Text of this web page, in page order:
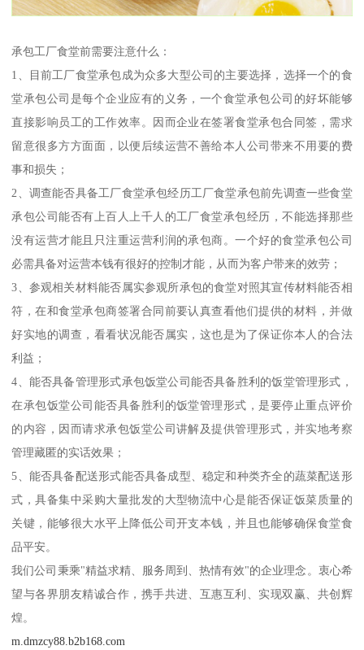
承包工厂食堂前需要注意什么：
1、目前工厂食堂承包成为众多大型公司的主要选择，选择一个的食
堂承包公司是每个企业应有的义务，一个食堂承包公司的好坏能够
直接影响员工的工作效率。因而企业在签署食堂承包合同签，需求
留意很多方方面面，以便后续运营不善给本人公司带来不用要的费
事和损失；
2、调查能否具备工厂食堂承包经历工厂食堂承包前先调查一些食堂
承包公司能否有上百人上千人的工厂食堂承包经历，不能选择那些
没有运营才能且只注重运营利润的承包商。一个好的食堂承包公司
必需具备对运营本钱有很好的控制才能，从而为客户带来的效劳；
3、参观相关材料能否属实参观所承包的食堂对照其宣传材料能否相
符，在和食堂承包商签署合同前要认真查看他们提供的材料，并做
好实地的调查，看看状况能否属实，这也是为了保证你本人的合法
利益；
4、能否具备管理形式承包饭堂公司能否具备胜利的饭堂管理形式，
在承包饭堂公司能否具备胜利的饭堂管理形式，是要停止重点评价
的内容，因而请求承包饭堂公司讲解及提供管理形式，并实地考察
管理藏匿的实话效果；
5、能否具备配送形式能否具备成型、稳定和种类齐全的蔬菜配送形
式，具备集中采购大量批发的大型物流中心是能否保证饭菜质量的
关键，能够很大水平上降低公司开支本钱，并且也能够确保食堂食
品平安。
我们公司秉乘"精益求精、服务周到、热情有效"的企业理念。衷心希
望与各界朋友精诚合作，携手共进、互惠互利、实现双赢、共创辉
煌。
m.dmzcy88.b2b168.com